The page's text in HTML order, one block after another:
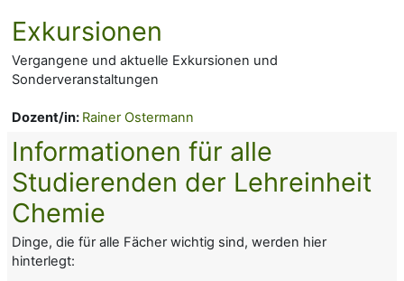
Exkursionen
Vergangene und aktuelle Exkursionen und
Sonderveranstaltungen
Dozent/in: Rainer Ostermann
Informationen für alle
Studierenden der Lehreinheit
Chemie
Dinge, die für alle Fächer wichtig sind, werden hier
hinterlegt: